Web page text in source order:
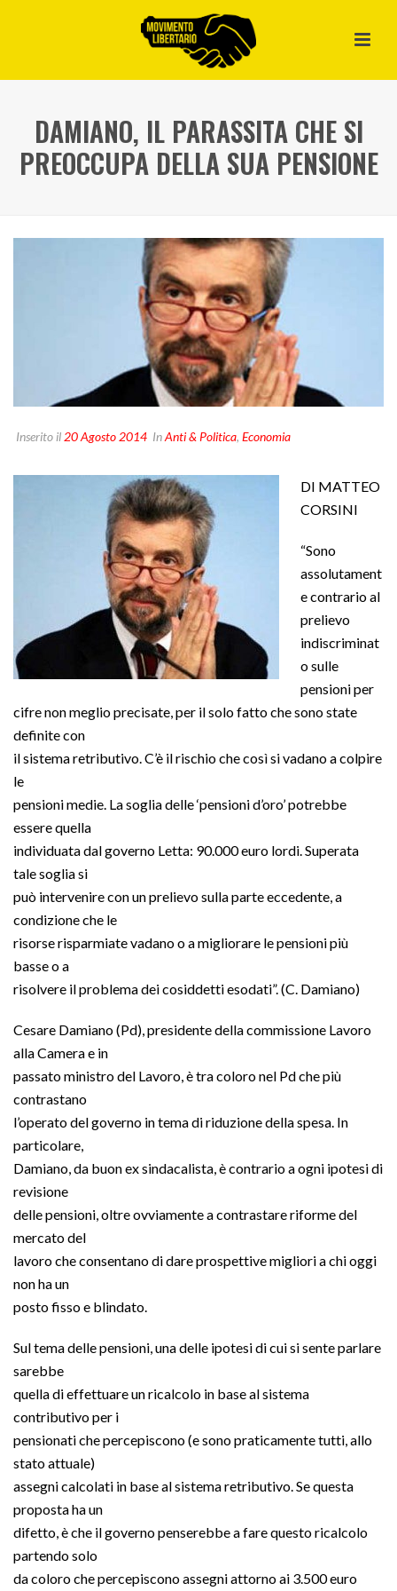
DAMIANO, IL PARASSITA CHE SI
PREOCCUPA DELLA SUA PENSIONE
Inserito il 20 Agosto 2014 InAnti & Politica, Economia
DI MATTEO
CORSINI
“Sono
assolutament
e contrario al
prelievo
indiscriminat
o sulle
pensioni per
cifre non meglio precisate, per il solo fatto che sono state
definite con
il sistema retributivo. C’è il rischio che così si vadano a colpire
le
pensioni medie. La soglia delle ‘pensioni d’oro’ potrebbe
essere quella
individuata dal governo Letta: 90.000 euro lordi. Superata
tale soglia si
può intervenire con un prelievo sulla parte eccedente, a
condizione che le
risorse risparmiate vadano o a migliorare le pensioni più
basse o a
risolvere il problema dei cosiddetti esodati”. (C. Damiano)
Cesare Damiano (Pd), presidente della commissione Lavoro
alla Camera e in
passato ministro del Lavoro, è tra coloro nel Pd che più
contrastano
l’operato del governo in tema di riduzione della spesa. In
particolare,
Damiano, da buon ex sindacalista, è contrario a ogni ipotesi di
revisione
delle pensioni, oltre ovviamente a contrastare riforme del
mercato del
lavoro che consentano di dare prospettive migliori a chi oggi
non ha un
posto fisso e blindato.
Sul tema delle pensioni, una delle ipotesi di cui si sente parlare
sarebbe
quella di effettuare un ricalcolo in base al sistema
contributivo per i
pensionati che percepiscono (e sono praticamente tutti, allo
stato attuale)
assegni calcolati in base al sistema retributivo. Se questa
proposta ha un
difetto, è che il governo penserebbe a fare questo ricalcolo
partendo solo
da coloro che percepiscono assegni attorno ai 3.500 euro